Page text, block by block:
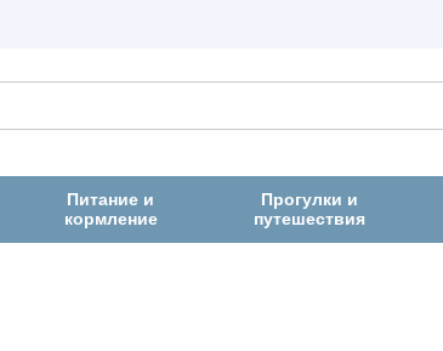
Питание и
кормление
Прогулки и
путешествия